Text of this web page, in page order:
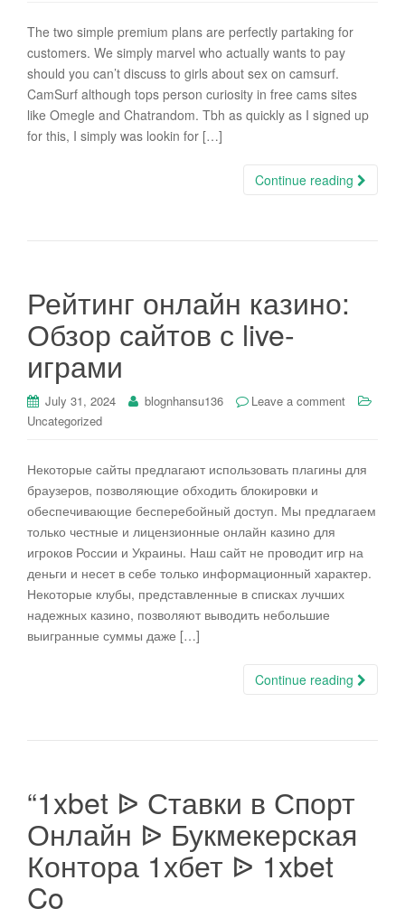
The two simple premium plans are perfectly partaking for
customers. We simply marvel who actually wants to pay
should you can’t discuss to girls about sex on camsurf.
CamSurf although tops person curiosity in free cams sites
like Omegle and Chatrandom. Tbh as quickly as I signed up
for this, I simply was lookin for […]
Continue reading
Рейтинг онлайн казино:
Обзор сайтов с live-
играми
July 31, 2024 blognhansu136
Leave a comment
Uncategorized
Некоторые сайты предлагают использовать плагины для
браузеров, позволяющие обходить блокировки и
обеспечивающие бесперебойный доступ. Мы предлагаем
только честные и лицензионные онлайн казино для
игроков России и Украины. Наш сайт не проводит игр на
деньги и несет в себе только информационный характер.
Некоторые клубы, представленные в списках лучших
надежных казино, позволяют выводить небольшие
выигранные суммы даже […]
Continue reading
“1xbet ᐉ Ставки в Спорт
Онлайн ᐉ Букмекерская
Контора 1хбет ᐉ 1xbet
Co